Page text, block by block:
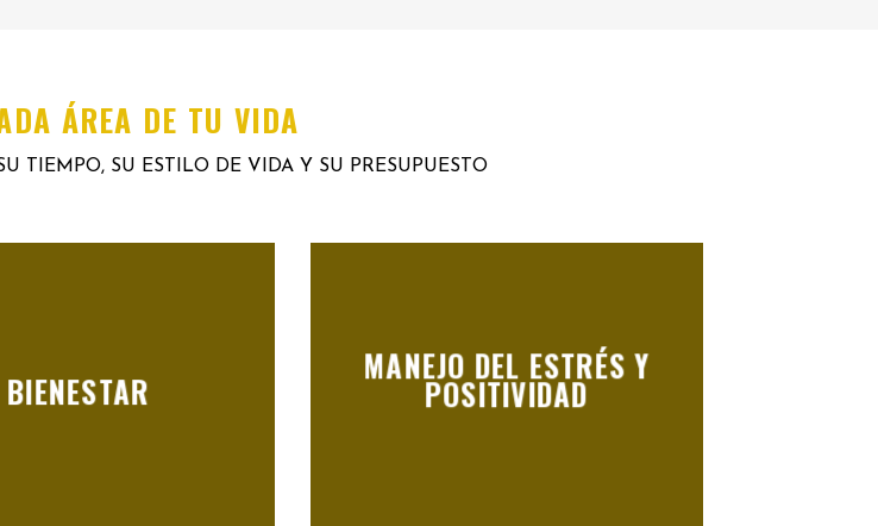
ÁREA DE TU VIDA
TIEMPO, SU ESTILO DE VIDA Y SU PRESUPUESTO
BIENESTAR
MANEJO DEL ESTRÉS Y
POSITIVIDAD